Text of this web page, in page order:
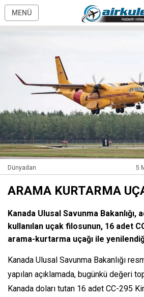
MENÜ
Dünyadan 5
ARAMA KURTARMA
Kanada Ulusal Savunma Bakanlığı,
kullanılan uçak filosunun, 16 adet
arama-kurtarma uçağı ile
Kanada Ulusal Savunma Bakanlığı
yapılan açıklamada, bugünkü değeri
Kanada doları tutan 16 adet CC-295